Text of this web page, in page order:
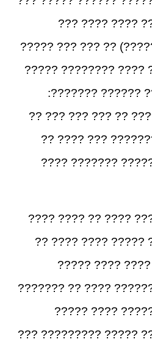
???? ?????? ??
(????????
???? ???? ??? ????
????? ???????
?????/????/????/
?????? ????????
????? ??????? ??
??? ???? ?????
??? ????? ??? ????
?????
??????? ???? ???
??? ??? ?????
??????? ?? ???? ???